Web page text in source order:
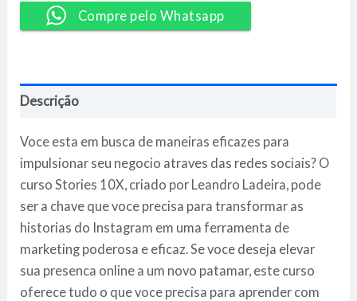
quantidade
Compre pelo Whatsapp
Descrição
Voce esta em busca de maneiras eficazes para
impulsionar seu negocio atraves das redes sociais? O
curso Stories 10X, criado por Leandro Ladeira, pode
ser a chave que voce precisa para transformar as
historias do Instagram em uma ferramenta de
marketing poderosa e eficaz. Se voce deseja elevar
sua presenca online a um novo patamar, este curso
oferece tudo o que voce precisa para aprender com